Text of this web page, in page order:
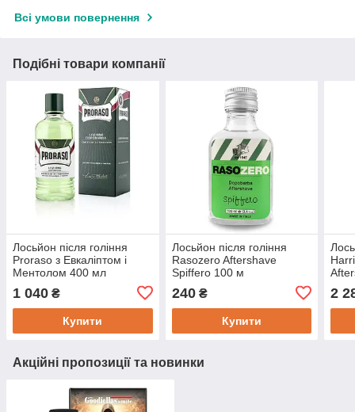
Всі умови повернення
Подібні товари компанії
Лосьйон після гоління
Proraso з Евкаліптом і
Ментолом 400 мл
1 040 ₴
Купити
Лосьйон після гоління
Rasozero Aftershave
Spiffero 100 м
240₴
Купити
2
Акційні пропозиції та новинки